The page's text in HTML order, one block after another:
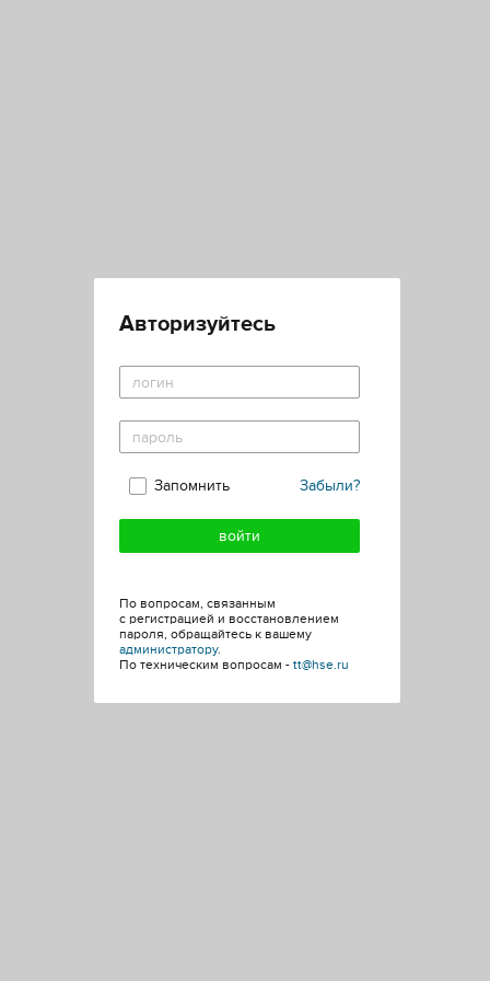
Авторизуйтесь
Забыли?
Запомнить
По вопросам, связанным
с регистрацией и восстановлением
пароля, обращайтесь к вашему
администратору.
По техническим вопросам - tt@hse.ru